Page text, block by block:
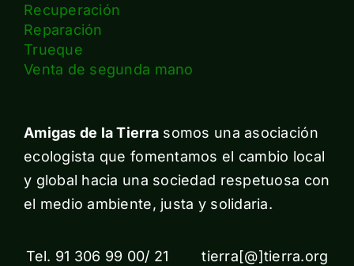
Recuperación
Reparación
Trueque
Venta de segunda mano
Amigas de la Tierra somos una asociación
ecologista que fomentamos el cambio local
y global hacia una sociedad respetuosa con
el medio ambiente, justa y solidaria.
Tel. 91 306 99 00/ 21 tierra[@]tierra.org